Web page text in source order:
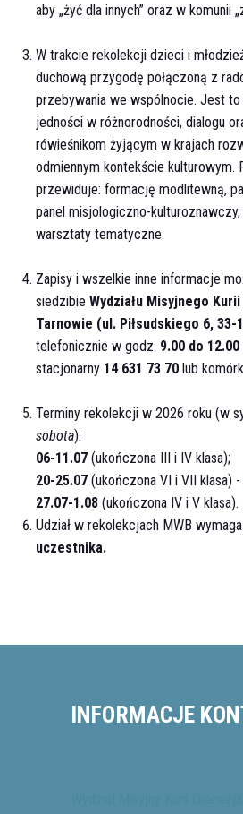
aby „żyć dla innych” oraz w komunii
W trakcie rekolekcji dzieci i
duchową przygodę połączoną z
przebywania we wspólnocie. Jest
jedności w różnorodności, dialogu
rówieśnikom żyjącym w krajach
odmiennym kontekście kulturowym.
przewiduje: formację modlitewną,
panel misjologiczno-
warsztaty tematyczne.
Zapisy i wszelkie inne informacje
siedzibie Wydziału Misyjnego
Tarnowie (ul. Piłsudskiego 6, 33-
telefonicznie w godz. 9.00 do 12.00
stacjonarny 14 631 73 70 lub
Terminy rekolekcji w 2026 roku (w
sobota):
06-11.07 (ukończona III i IV klasa);
20-25.07 (ukończona VI i VII klasa) -
27.07-1.08 (ukończona IV i V klasa).
Udział w rekolekcjach MWB
uczestnika.
INFORMACJE